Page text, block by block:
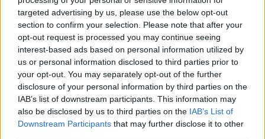
targeted advertising by us, please use the below opt-out
section to confirm your selection. Please note that after your
opt-out request is processed you may continue seeing
interest-based ads based on personal information utilized by
us or personal information disclosed to third parties prior to
your opt-out. You may separately opt-out of the further
disclosure of your personal information by third parties on the
IAB’s list of downstream participants. This information may
also be disclosed by us to third parties on the IAB’s List of
Downstream Participants that may further disclose it to other
Deseu el meu nom, el correu electrònic i el lloc web en
aquest navegador per a la propera vegada que comenti.